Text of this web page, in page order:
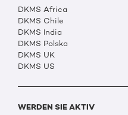
DKMS Africa
DKMS Chile
DKMS India
DKMS Polska
DKMS UK
DKMS US
WERDEN SIE AKTIV